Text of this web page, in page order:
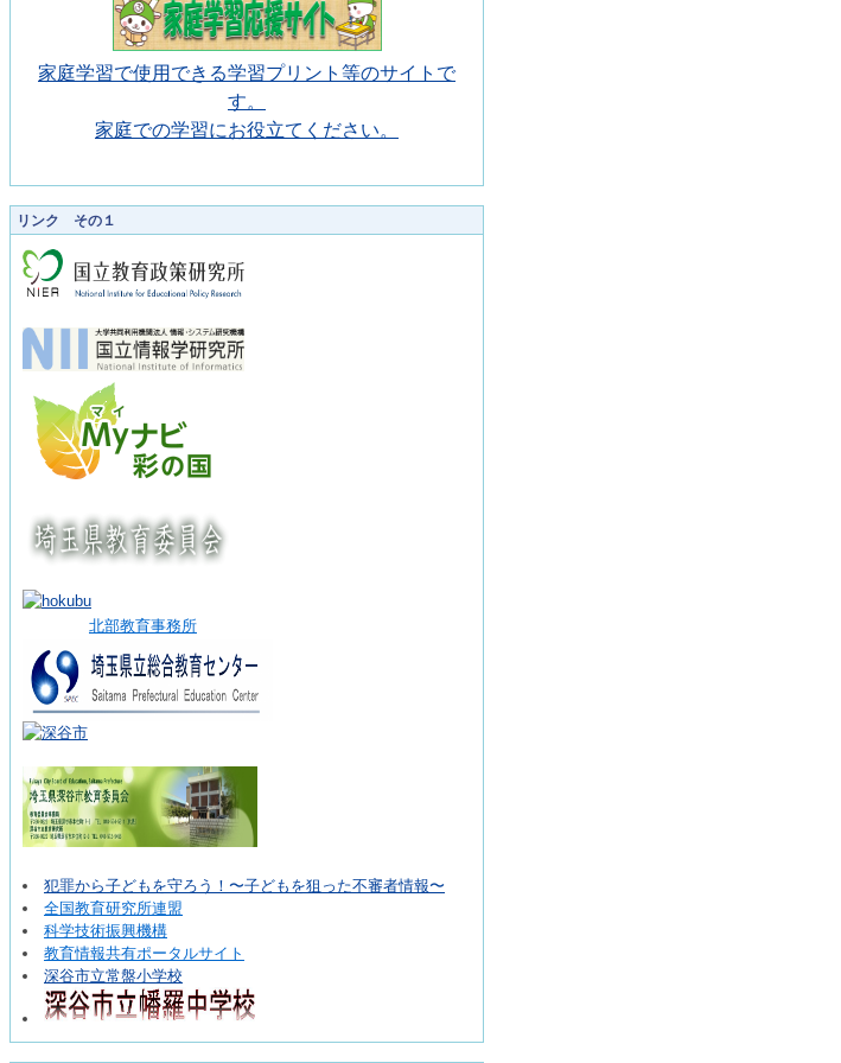
家庭学習で使用できる学習プリント等のサイトで
す。
家庭での学習にお役立てください。
リンク その１
北部教育事務所
犯罪から子どもを守ろう！〜子どもを狙った不審者情報〜
全国教育研究所連盟
科学技術振興機構
教育情報共有ポータルサイト
深谷市立常盤小学校